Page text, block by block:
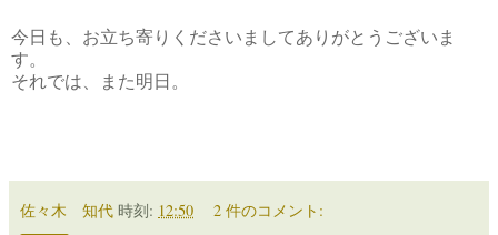
今日も、お立ち寄りくださいましてありがとうございま
す。
それでは、また明日。
佐々木 知代 時刻: 12:50 2 件のコメント: